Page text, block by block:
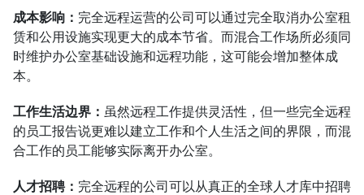
成本影响： 完全远程运营的公司可以通过完全取消办公室租
赁和公用设施实现更大的成本节省。而混合工作场所必须同
时维护办公室基础设施和远程功能，这可能会增加整体成
本。
工作生活边界： 虽然远程工作提供灵活性，但一些完全远程
的员工报告说更难以建立工作和个人生活之间的界限，而混
合工作的员工能够实际离开办公室。
人才招聘： 完全远程的公司可以从真正的全球人才库中招聘